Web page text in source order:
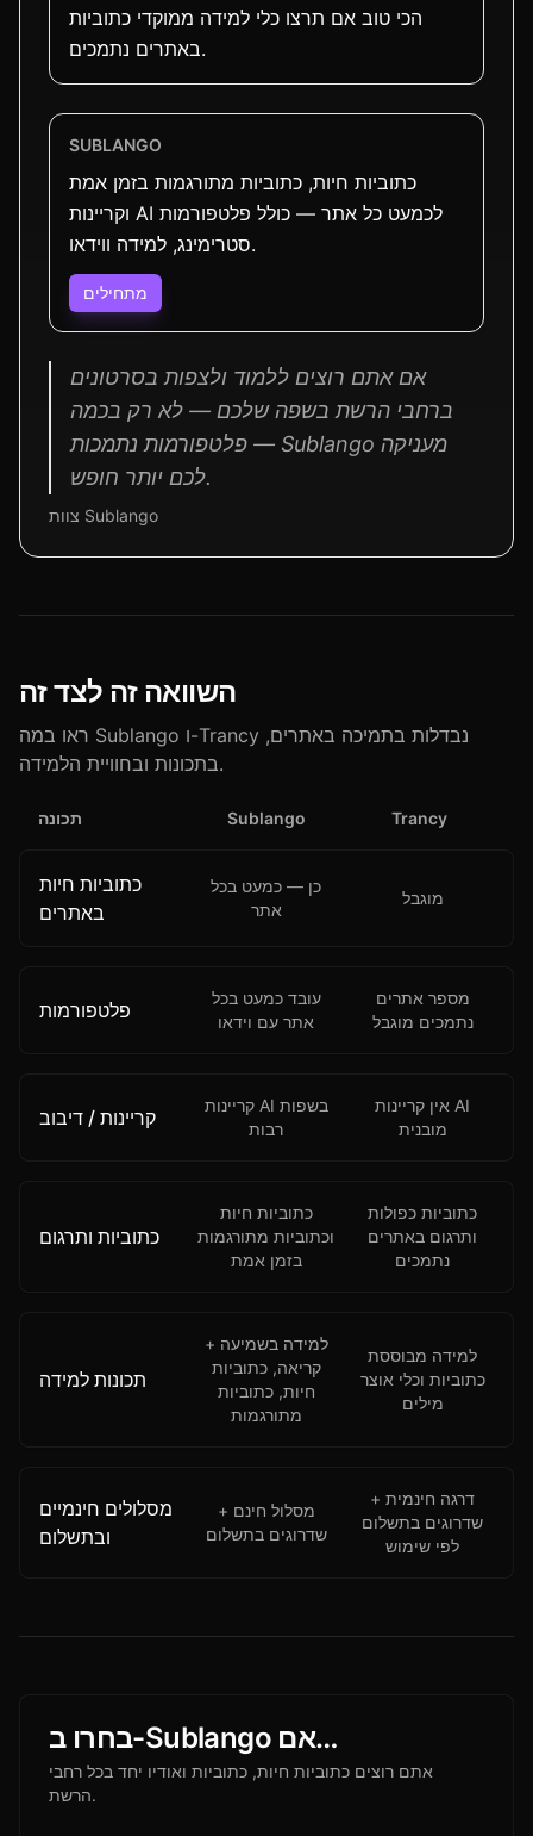
הכי טוב אם תרצו כלי למידה ממוקדי כתוביות
באתרים נתמכים.
SUBLANGO
כתוביות חיות, כתוביות מתורגמות בזמן אמת
וקריינות AI לכמעט כל אתר — כולל פלטפורמות
סטרימינג, למידה ווידאו.
מתחילים
אם אתם רוצים ללמוד ולצפות בסרטונים
ברחבי הרשת בשפה שלכם — לא רק בכמה
פלטפורמות נתמכות — Sublango מעניקה
לכם יותר חופש.
צוות Sublango
השוואה זה לצד זה
ראו במה Sublango ו-Trancy נבדלות בתמיכה באתרים,
בתכונות ובחוויית הלמידה.
תכונה Sublango Trancy
כתוביות חיות
באתרים
כן — כמעט בכל
אתר
מוגבל
פלטפורמות
עובד כמעט בכל
אתר עם וידאו
מספר אתרים
נתמכים מוגבל
קריינות / דיבוב
קריינות AI בשפות
רבות
אין קריינות AI
מובנית
כתוביות ותרגום
כתוביות חיות
וכתוביות מתורגמות
בזמן אמת
כתוביות כפולות
ותרגום באתרים
נתמכים
תכונות למידה
למידה בשמיעה +
קריאה, כתוביות
חיות, כתוביות
מתורגמות
למידה מבוססת
כתוביות וכלי אוצר
מילים
מסלולים חינמיים
ובתשלום
מסלול חינם +
שדרוגים בתשלום
דרגה חינמית +
שדרוגים בתשלום
לפי שימוש
בחרו ב-Sublango אם…
אתם רוצים כתוביות חיות, כתוביות ואודיו יחד בכל רחבי
הרשת.